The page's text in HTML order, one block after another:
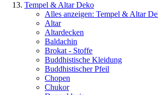
Tempel & Altar Deko
Alles anzeigen: Tempel & Altar
Altar
Altardecken
Baldachin
Brokat - Stoffe
Buddhistische Kleidung
Buddhistischer Pfeil
Chopen
Chukor